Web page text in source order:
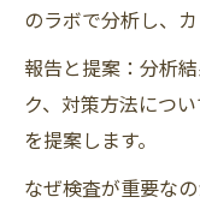
のラボで分析し、
報告と提案：分析
ク、対策方法につ
を提案します。
なぜ検査が重要な